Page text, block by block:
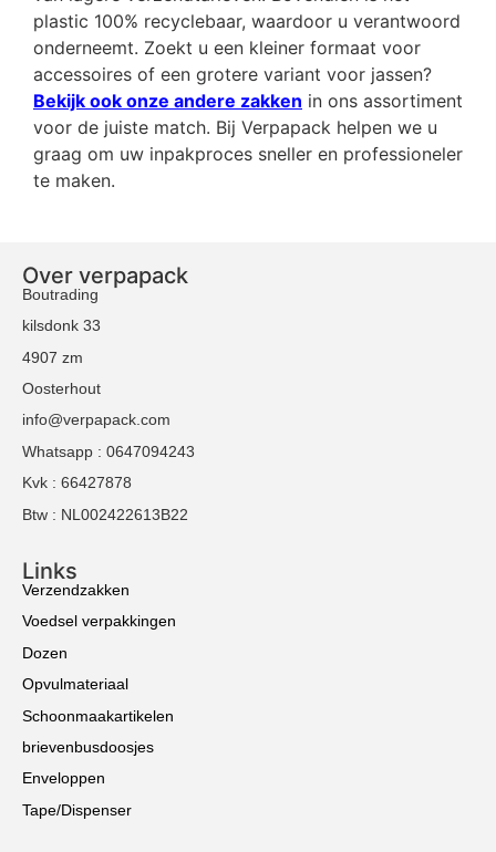
plastic 100% recyclebaar, waardoor u verantwoord
onderneemt. Zoekt u een kleiner formaat voor
accessoires of een grotere variant voor jassen?
Bekijk ook onze andere zakken in ons assortiment
voor de juiste match. Bij Verpapack helpen we u
graag om uw inpakproces sneller en professioneler
te maken.
Over verpapack
Boutrading
kilsdonk 33
4907 zm
Oosterhout
info@verpapack.com
Whatsapp : 0647094243
Kvk : 66427878
Btw : NL002422613B22
Links
Verzendzakken
Voedsel verpakkingen
Dozen
Opvulmateriaal
Schoonmaakartikelen
brievenbusdoosjes
Enveloppen
Tape/Dispenser